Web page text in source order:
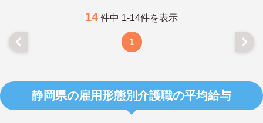
14 件中 1-14件を表示
1
静岡県の雇用形態別介護職の平均給与